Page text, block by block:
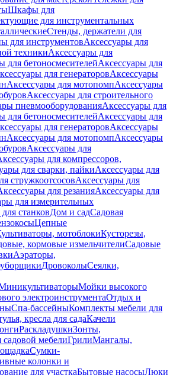
Шкафы для
для инструментальных
Стенды, держатели для
для инструментовАксессуары для
техникиАксессуары для
для бетоносмесителейАксессуары для
для генераторовАксессуары
Аксессуары для мотопомпАксессуары
Аксессуары для строительного
пневмооборудованияАксессуары для
для бетоносмесителейАксессуары для
для генераторовАксессуары
Аксессуары для мотопомпАксессуары
Аксессуары для
для компрессоров,
для сварки, пайкиАксессуары для
стружкоотсосовАксессуары для
для резанияАксессуары для
для измерительных
станковДом и садСадовая
Цепные
мотоблокиКусторезы,
кормовые измельчителиСадовые
Аэраторы,
ДровоколыСеялки,
Мойки высокого
электроинструментаОтдых и
Спа-бассейныКомплекты мебели для
кресла для садаКачели
РаскладушкиЗонты,
садовой мебелиГрилиМангалы,
Сумки-
колонки и
для участкаБытовые насосыЛюки